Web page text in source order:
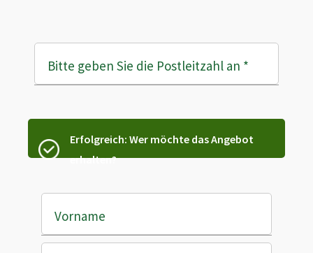
Bitte geben Sie die Postleitzahl an *
Erfolgreich: Wer möchte das Angebot
erhalten?
Vorname